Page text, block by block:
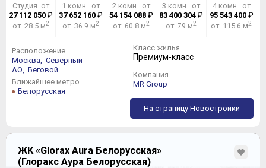
Студия от
27 112 050₽
от 28.5 м2
1 комн. от
37 652 160 ₽
от 36.9 м2
2 комн. от
54 154 088₽
от 60.8 м2
3 комн. от
83 400 304 ₽
от 79 м2
4 комн. от
95 543 400₽
от 115.6 м2
Расположение
Москва,
Северный
АО,
Беговой
Ближайшее метро
Белорусская
Класс жилья
Премиум-класс
Компания
MR Group
На страницу Новостройки
ЖК «Glorax Aura Белорусская»
(Глоракс Аура Белорусская)